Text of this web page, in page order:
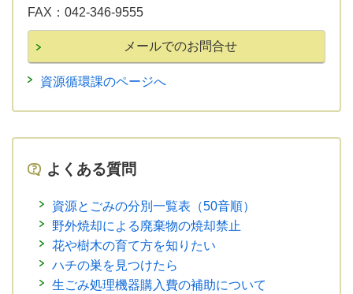
FAX： 042-346-9555
資源循環課のページへ
よくある質問
資源とごみの分別一覧表（50音順）
野外焼却による廃棄物の焼却禁止
花や樹木の育て方を知りたい
ハチの巣を見つけたら
生ごみ処理機器購入費の補助について